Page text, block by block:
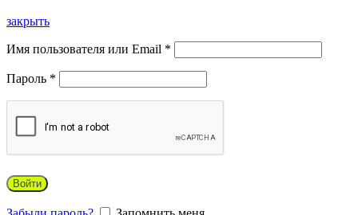
закрыть
Имя пользователя или Email *
Пароль *
Войти